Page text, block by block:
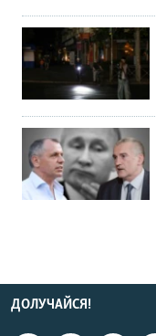
ДОЛУЧАЙСЯ!